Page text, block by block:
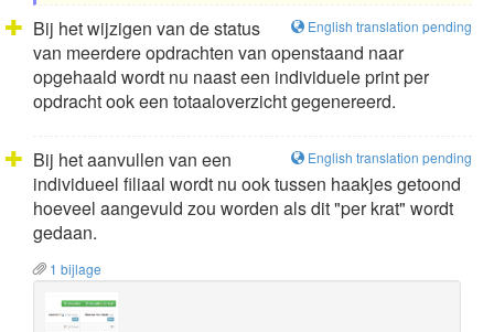
English translation pending
Bij het wijzigen van de status
van meerdere opdrachten van openstaand naar
opgehaald wordt nu naast een individuele print per
opdracht ook een totaaloverzicht gegenereerd.
English translation pending
Bij het aanvullen van een
individueel filiaal wordt nu ook tussen haakjes getoond
hoeveel aangevuld zou worden als dit "per krat" wordt
gedaan.
1 bijlage